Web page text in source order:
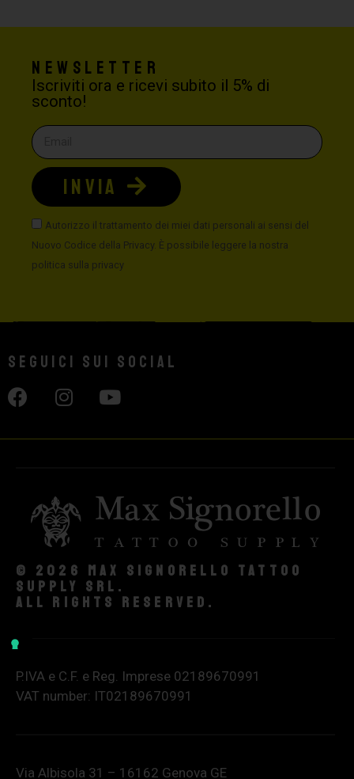
Newsletter
Iscriviti ora e ricevi subito il 5% di
sconto!
Autorizzo il trattamento dei miei dati personali ai sensi del
Nuovo Codice della Privacy. È possibile leggere la nostra
politica sulla privacy
INVIA
Seguici sui social
© 2026 Max Signorello Tattoo
supply srl.
All rights reserved.
P.IVA e C.F. e Reg. Imprese 02189670991
VAT number: IT02189670991
Via Albisola 31 – 16162 Genova GE